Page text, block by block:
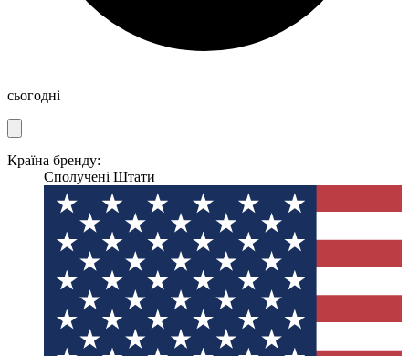
сьогодні
Країна бренду:
Сполучені Штати